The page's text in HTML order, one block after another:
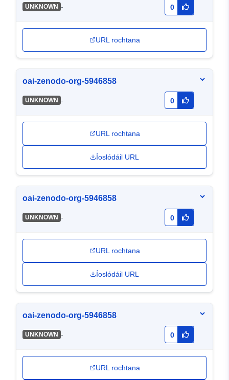
UNKNOWN - 0
URL rochtana
oai-zenodo-org-5946858
UNKNOWN - 0
URL rochtana
Íoslódáil URL
oai-zenodo-org-5946858
UNKNOWN - 0
URL rochtana
Íoslódáil URL
oai-zenodo-org-5946858
UNKNOWN - 0
URL rochtana